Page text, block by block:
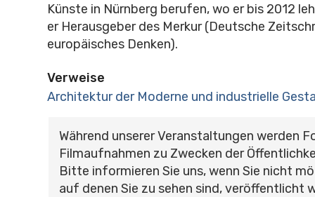
Künste in Nürnberg berufen, wo er bis 2012
er Herausgeber des Merkur (Deutsche
europäisches Denken).
Verweise
Architektur der Moderne und industrielle
Während unserer Veranstaltungen werden
Filmaufnahmen zu Zwecken der
Bitte informieren Sie uns, wenn Sie nicht
auf denen Sie zu sehen sind, veröffentlicht